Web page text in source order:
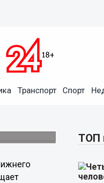
Транспорт Спорт
не
ТОП